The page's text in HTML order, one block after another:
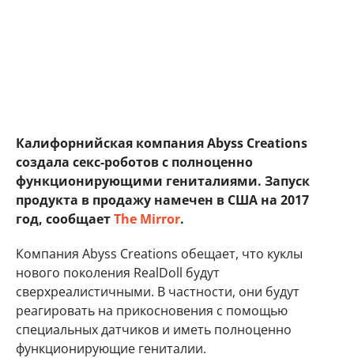
Калифорнийская компания Abyss Creations
создала секс-роботов с полноценно
функционирующими гениталиями. Запуск
продукта в продажу намечен в США на 2017
год, сообщаетThe Mirror.
Компания Abyss Creations обещает, что куклы
нового поколения RealDoll будут
сверхреалистичными. В частности, они будут
реагировать на прикосновения с помощью
специальных датчиков и иметь полноценно
функционирующие гениталии.